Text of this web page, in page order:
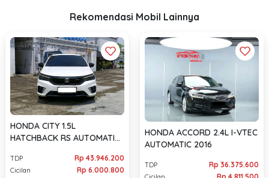
Rekomendasi Mobil Lainnya
HONDA CITY 1.5L
HATCHBACK RS AUTOMATIC
TDP Rp 43.946.200
Cicilan
Rp 6.000.800
HONDA ACCORD 2.4L I-VTEC
AUTOMATIC 2016
TDP Rp 36.375.600